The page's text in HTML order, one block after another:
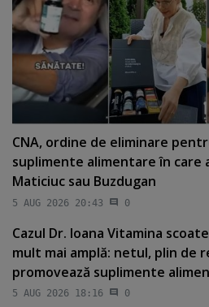
CNA, ordine de eliminare
suplimente alimentare în care
Maticiuc sau Buzdugan
5 AUG 2026 20:43 0
Cazul Dr. Ioana Vitamina
mult mai amplă: netul, plin de
promovează suplimente
5 AUG 2026 18:16 0